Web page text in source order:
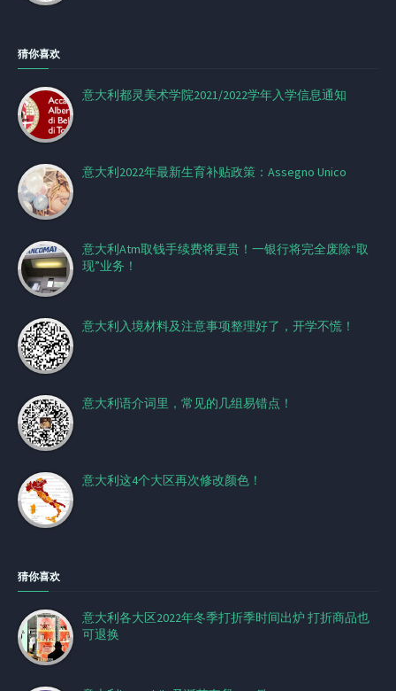
猜你喜欢
意大利都灵美术学院2021/2022学年入学信息通知
意大利2022年最新生育补贴政策：Assegno Unico
意大利Atm取钱手续费将更贵！一银行将完全废除“取
现”业务！
意大利入境材料及注意事项整理好了，开学不慌！
意大利语介词里，常见的几组易错点！
意大利这4个大区再次修改颜色！
猜你喜欢
意大利各大区2022年冬季打折季时间出炉 打折商品也
可退换